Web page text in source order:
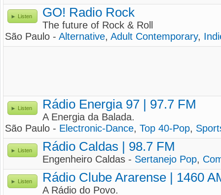
Listen GO! Radio Rock
The future of Rock & Roll
São Paulo - Alternative, Adult Contemporary,
Listen Rádio Energia 97 | 97.7 FM
A Energia da Balada.
São Paulo - Electronic-Dance, Top 40-Pop,
Listen Rádio Caldas | 98.7 FM
Engenheiro Caldas - Sertanejo Pop,
Listen Rádio Clube Ararense | 1460
A Rádio do Povo.